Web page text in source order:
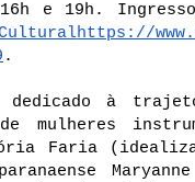
https://
.
à
mulheres
Faria